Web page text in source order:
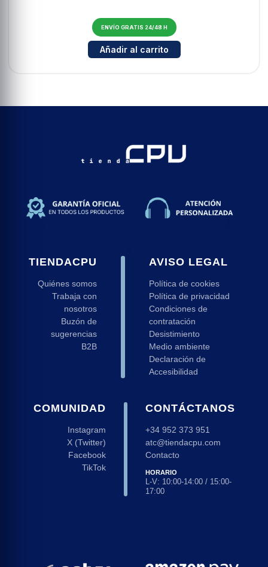
ENVÍO GRATIS 24/48 H
Cantidad para Tubo espiral
Añadir al carrito
TIENDACPU
Quiénes somos
Trabaja con
nosotros
Buzón de
sugerencias
B2B
AVISO LEGAL
Política de cookies
Política de privacidad
Condiciones de
contratación
Desistimiento
Medio ambiente
Declaración de
Accesibilidad
COMUNIDAD
Instagram
X (Twitter)
Facebook
TikTok
CONTÁCTANOS
+34 952 373 951
atc@tiendacpu.com
Contacto
HORARIO
L-V: 10:00-14:00 / 15:00-
17:00